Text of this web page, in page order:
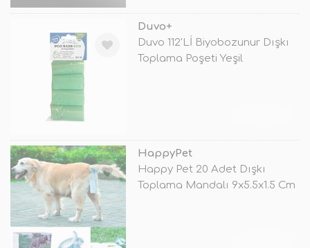
Duvo+
Duvo 112'Lİ Biyobozunur Dışkı
Toplama Poşeti Yeşil
HappyPet
Happy Pet 20 Adet Dışkı
Toplama Mandalı 9x5.5x1.5 Cm